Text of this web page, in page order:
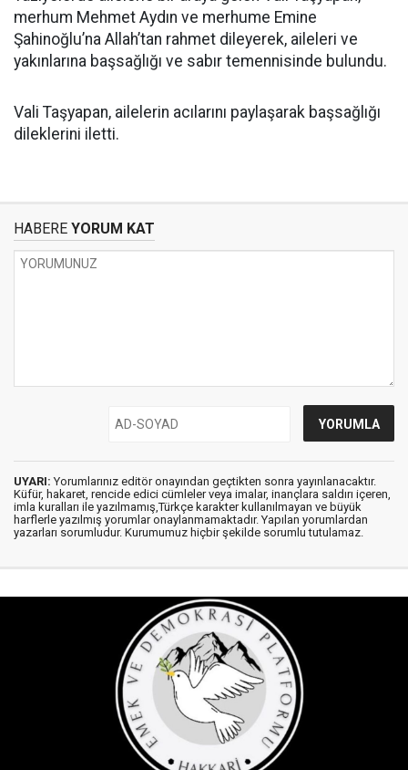
merhum Mehmet Aydın ve merhume Emine
Şahinoğlu’na Allah’tan rahmet dileyerek, aileleri ve
yakınlarına başsağlığı ve sabır temennisinde bulundu.
Vali Taşyapan, ailelerin acılarını paylaşarak başsağlığı
dileklerini iletti.
HABERE YORUM KAT
UYARI: Yorumlarınız editör onayından geçtikten sonra yayınlanacaktır.
Küfür, hakaret, rencide edici cümleler veya imalar, inançlara saldırı içeren,
imla kuralları ile yazılmamış,Türkçe karakter kullanılmayan ve büyük
harflerle yazılmış yorumlar onaylanmamaktadır. Yapılan yorumlardan
yazarları sorumludur. Kurumumuz hiçbir şekilde sorumlu tutulamaz.